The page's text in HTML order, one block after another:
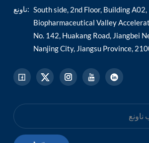
ناونع: South side, 2nd Floor, Building A02,
Biopharmaceutical Valley
No. 142, Huakang Road, Jiangbei
Nanjing City, Jiangsu Province,